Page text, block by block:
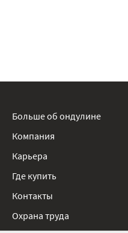
Больше об ондулине
Компания
Карьера
Где купить
Контакты
Охрана труда